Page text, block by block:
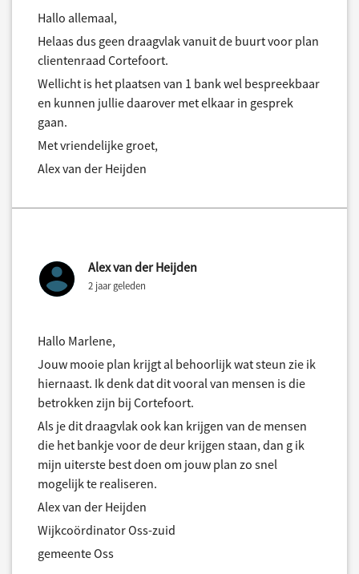
Hallo allemaal,
Helaas dus geen draagvlak vanuit de buurt voor plan
clientenraad Cortefoort.
Wellicht is het plaatsen van 1 bank wel bespreekbaar
en kunnen jullie daarover met elkaar in gesprek
gaan.
Met vriendelijke groet,
Alex van der Heijden
Alex van der Heijden
2 jaar geleden
Hallo Marlene,
Jouw mooie plan krijgt al behoorlijk wat steun zie ik
hiernaast. Ik denk dat dit vooral van mensen is die
betrokken zijn bij Cortefoort.
Als je dit draagvlak ook kan krijgen van de mensen
die het bankje voor de deur krijgen staan, dan g ik
mijn uiterste best doen om jouw plan zo snel
mogelijk te realiseren.
Alex van der Heijden
Wijkcoördinator Oss-zuid
gemeente Oss